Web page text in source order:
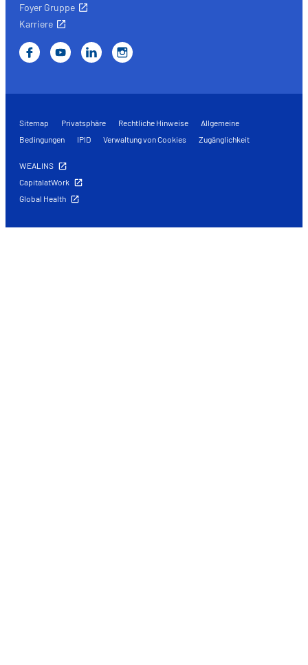
Foyer Gruppe
Karriere
Sitemap Privatsphäre Rechtliche Hinweise
Allgemeine
Bedingungen
IPID Verwaltung von Cookies Zugänglichkeit
WEALINS
CapitalatWork
Global Health